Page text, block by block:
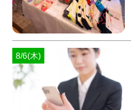
8/6(木)